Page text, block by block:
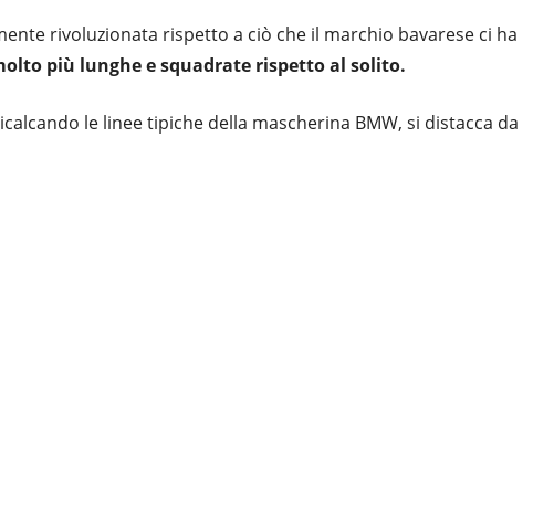
rivoluzionata rispetto a ciò che il marchio bavarese ci ha
più lunghe e squadrate rispetto al solito.
le linee tipiche della mascherina BMW, si distacca da